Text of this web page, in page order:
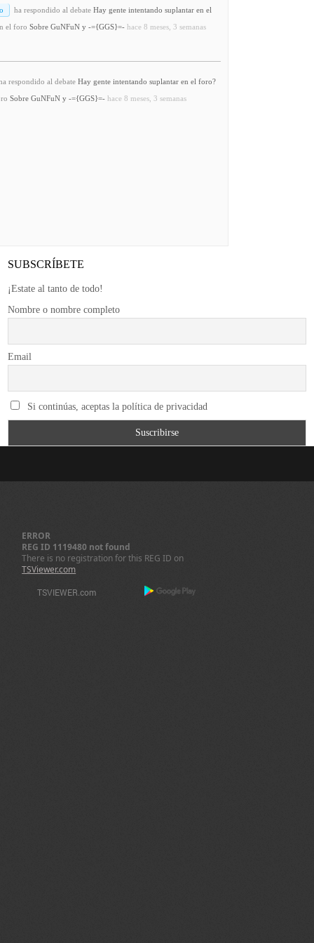
ha respondido al debate Hay gente intentando suplantar en el
el foro Sobre GuNFuN y -={GGS}=- hace 8 meses, 3 semanas
respondido al debate Hay gente intentando suplantar en el foro?
Sobre GuNFuN y -={GGS}=- hace 8 meses, 3 semanas
SUBSCRÍBETE
¡Estate al tanto de todo!
Nombre o nombre completo
Email
Si continúas, aceptas la política de privacidad
ERROR
REG ID 1119480 not found
There is no registration for this REG ID on
TSViewer.com